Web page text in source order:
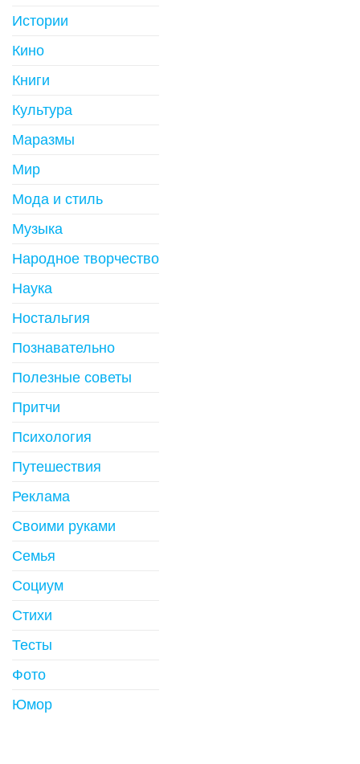
Истории
Кино
Книги
Культура
Маразмы
Мир
Мода и стиль
Музыка
Народное творчество
Наука
Ностальгия
Познавательно
Полезные советы
Притчи
Психология
Путешествия
Реклама
Своими руками
Семья
Социум
Стихи
Тесты
Фото
Юмор